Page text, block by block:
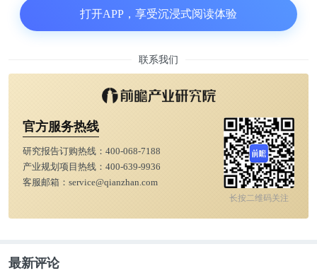
飞吻，熟练地和镜头打招呼、要红包，不给钱不拍
照。一旁的哥哥范小勇称，最近好多人来看弟弟。
14岁的他还不认识钱的金额。视频显示，有人拿着一
张100元人民币问他，他答，只认得上面是两个鸡
蛋，是红色的钱，不认得是多少钱。有人问他“2加2
打开APP，享受沉浸式阅读体验
联系我们
官方服务热线
研究报告订购热线： 400-068-7188
产业规划项目热线： 400-639-9936
客服邮箱： service@qianzhan.com
长按二维码关注
最新评论